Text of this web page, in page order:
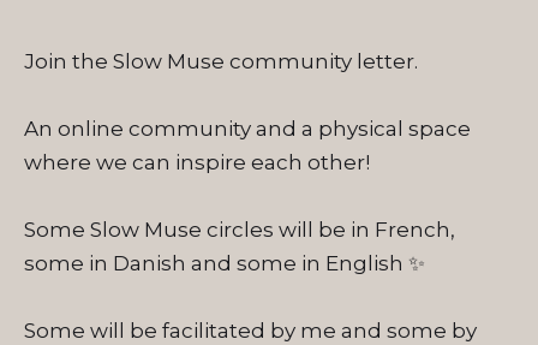
Join the Slow Muse community letter.
An online community and a physical space
where we can inspire each other!
Some Slow Muse circles will be in French,
some in Danish and some in English ✨
Some will be facilitated by me and some by